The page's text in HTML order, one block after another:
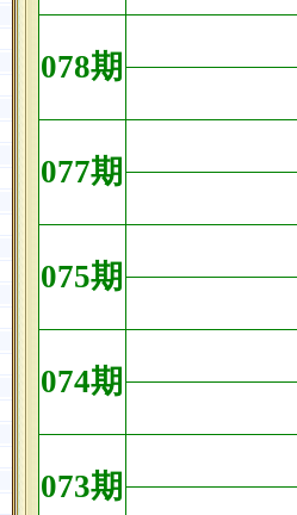
078期
077期
075期
074期
073期